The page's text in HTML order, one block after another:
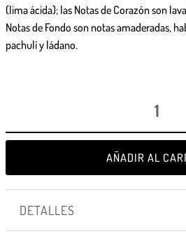
(lima ácida); las Notas de Corazón son
Notas de Fondo son notas amaderadas,
pachulí y ládano.
AÑADIR AL
DETALLES